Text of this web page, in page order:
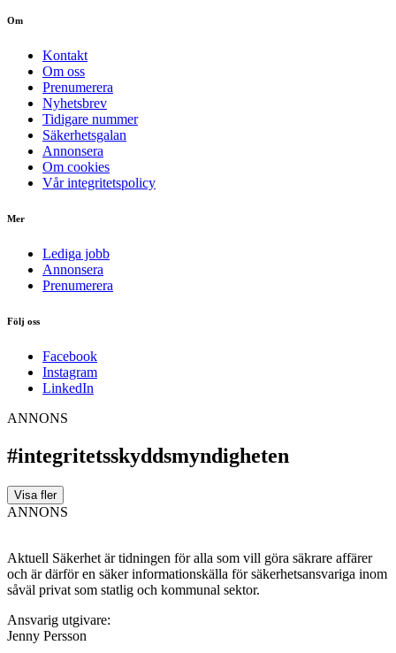
Om
Kontakt
Om oss
Prenumerera
Nyhetsbrev
Tidigare nummer
Säkerhetsgalan
Annonsera
Om cookies
Vår integritetspolicy
Mer
Lediga jobb
Annonsera
Prenumerera
Följ oss
Facebook
Instagram
LinkedIn
ANNONS
#integritetsskyddsmyndigheten
Visa fler
ANNONS
Aktuell Säkerhet är tidningen för alla som vill göra säkrare affärer
och är därför en säker informationskälla för säkerhets­ansvariga inom
såväl privat som statlig och kommunal sektor.
Ansvarig utgivare:
Jenny Persson